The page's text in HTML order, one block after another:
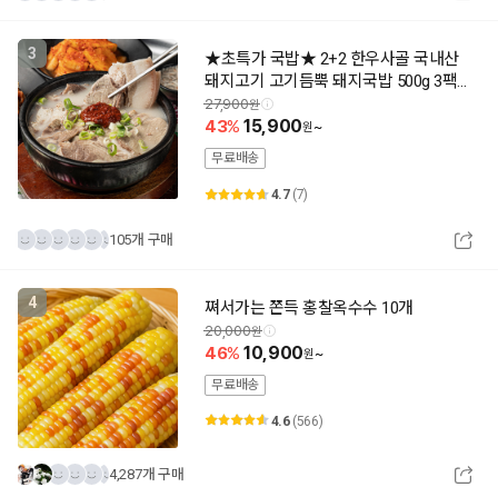
3
★초특가 국밥★ 2+2 한우사골 국내산
돼지고기 고기듬뿍 돼지국밥 500g 3팩 /
5팩 / 10팩
27,900
43 15,900
~
무료배송
4.7 (7)
105개 구매
4 쪄서가는 쫀득 홍찰옥수수 10개
20,000
46 10,900
~
무료배송
4.6 (566)
4,287개 구매